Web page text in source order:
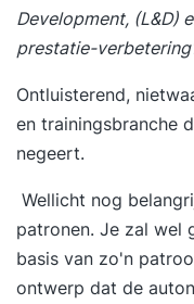
Development, (L&D)
prestatie-
Ontluisterend,
en trainingsbranche
negeert.
Wellicht nog
patronen. Je zal wel
basis van zo'n
ontwerp dat de